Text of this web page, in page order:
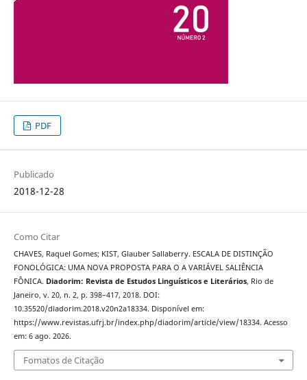
PDF
Publicado
2018-12-28
Como Citar
CHAVES, Raquel Gomes; KIST, Glauber Sallaberry. ESCALA DE DISTINÇÃO
FONOLÓGICA: UMA NOVA PROPOSTA PARA O A VARIÁVEL SALIÊNCIA
FÔNICA. Diadorim: Revista de Estudos Linguísticos e Literários, Rio de
Janeiro, v. 20, n. 2, p. 398–417, 2018. DOI:
10.35520/diadorim.2018.v20n2a18334. Disponível em:
https://www.revistas.ufrj.br/index.php/diadorim/article/view/18334. Acesso
em: 6 ago. 2026.
Fomatos de Citação